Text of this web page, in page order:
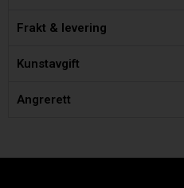
Frakt & levering
Kunstavgift
Angrerett